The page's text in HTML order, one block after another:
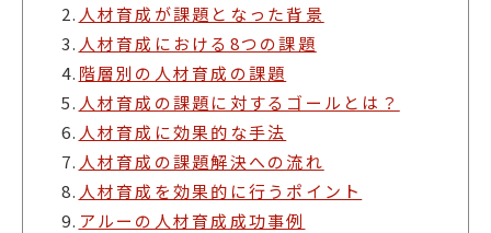
2. 人材育成が課題となった背景
3. 人材育成における8つの課題
4. 階層別の人材育成の課題
5. 人材育成の課題に対するゴールとは？
6. 人材育成に効果的な手法
7. 人材育成の課題解決への流れ
8. 人材育成を効果的に行うポイント
9. アルーの人材育成成功事例